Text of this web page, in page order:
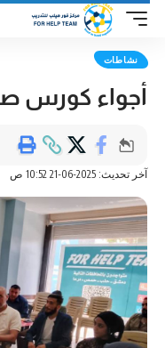
نشاطات
أجواء كورس
آخر تحديث: 2025-06-21 10:52 ص